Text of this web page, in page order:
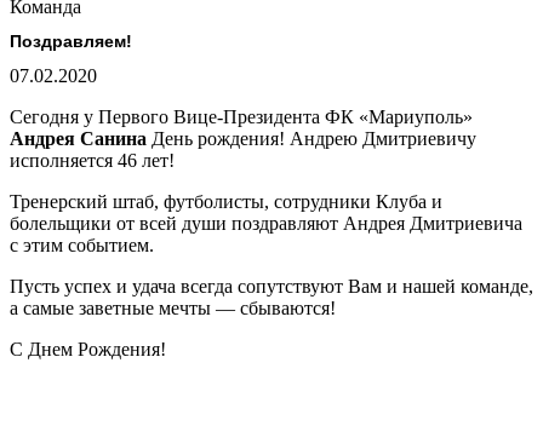
Команда
Поздравляем!
07.02.2020
Сегодня у Первого Вице-Президента ФК «Мариуполь»
Андрея Санина День рождения! Андрею Дмитриевичу
исполняется 46 лет!
Тренерский штаб, футболисты, сотрудники Клуба и
болельщики от всей души поздравляют Андрея Дмитриевича
с этим событием.
Пусть успех и удача всегда сопутствуют Вам и нашей команде,
а самые заветные мечты — сбываются!
С Днем Рождения!